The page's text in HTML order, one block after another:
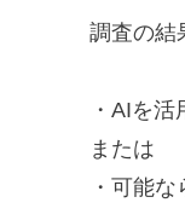
調査の結
・AIを活
または
・可能